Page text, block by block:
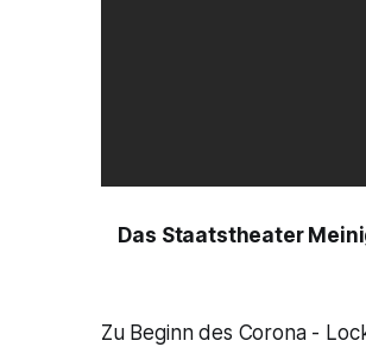
Das Staatstheater
Zu Beginn des Corona -